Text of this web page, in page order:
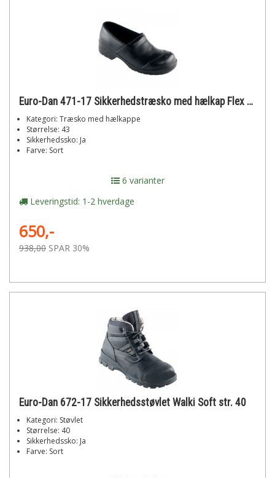
Euro-Dan 471-17 Sikkerhedstræsko med hælkap Flex str. 43
Kategori: Træsko med hælkappe
Størrelse: 43
Sikkerhedssko: Ja
Farve: Sort
6 varianter
Leveringstid: 1-2 hverdage
650,-
938,00 SPAR 30%
Euro-Dan 672-17 Sikkerhedsstøvlet Walki Soft str. 40
Kategori: Støvlet
Størrelse: 40
Sikkerhedssko: Ja
Farve: Sort